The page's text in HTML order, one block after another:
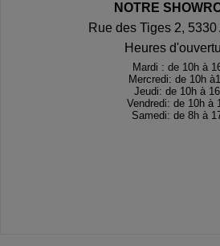
NOTRE
Rue des Tiges 2, 5330
Heures
Mardi : de 10h à
Mercredi: de 10h
Jeudi: de 10h à
Vendredi: de 10h à
Samedi: de 8h à